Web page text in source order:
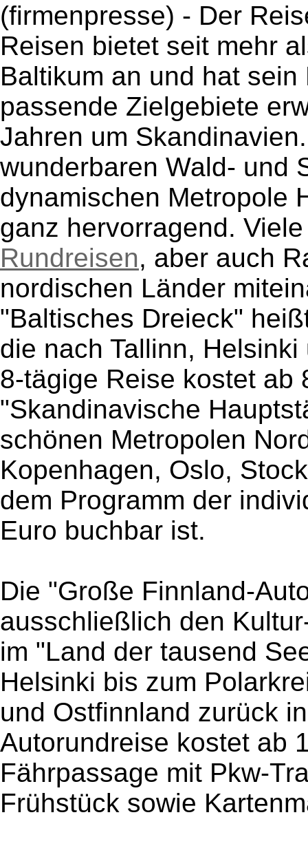
(firmenpresse) - Der
Reisen bietet seit mehr
Baltikum an und hat
passende Zielgebiete
Jahren um
wunderbaren Wald- und
dynamischen Metropole
ganz hervorragend.
Rundreisen, aber auch
nordischen Länder
"Baltisches Dreieck"
die nach Tallinn,
8-tägige Reise kostet ab
"Skandinavische
schönen Metropolen
Kopenhagen, Oslo,
dem Programm der
Euro buchbar ist.
Die "Große Finnland-
ausschließlich den
im "Land der tausend
Helsinki bis zum
und Ostfinnland zurück
Autorundreise kostet ab
Fährpassage mit Pkw-
Frühstück sowie